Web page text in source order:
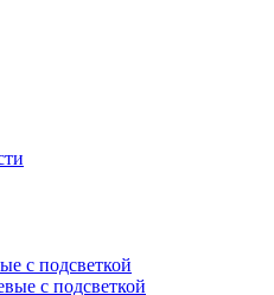
с подсветкой
с подсветкой